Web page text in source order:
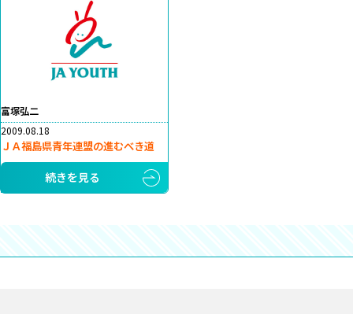
富塚弘二
2009.08.18
ＪＡ福島県青年連盟の進むべき道
続きを見る